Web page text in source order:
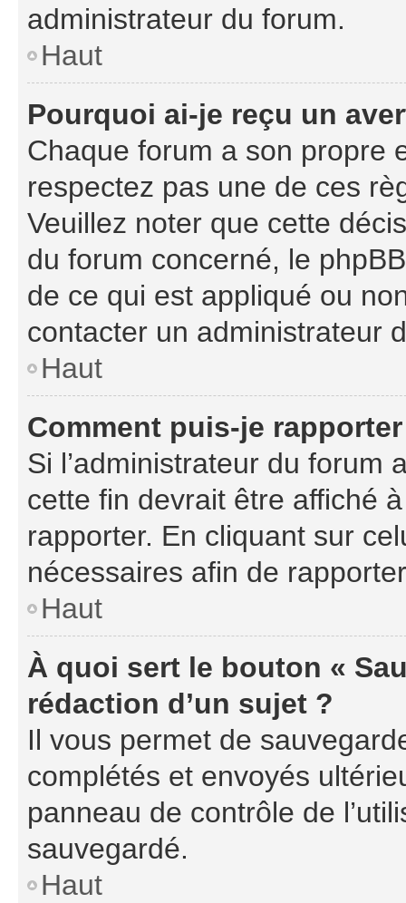
administrateur du forum.
Haut
Pourquoi ai-je reçu un
Chaque forum a son propre
respectez pas une de ces
Veuillez noter que cette
du forum concerné, le
de ce qui est appliqué ou
contacter un administrateur
Haut
Comment puis-je
Si l’administrateur du forum
cette fin devrait être affiché
rapporter. En cliquant sur
nécessaires afin de
Haut
À quoi sert le bouton «
rédaction d’un sujet ?
Il vous permet de
complétés et envoyés
panneau de contrôle de
sauvegardé.
Haut